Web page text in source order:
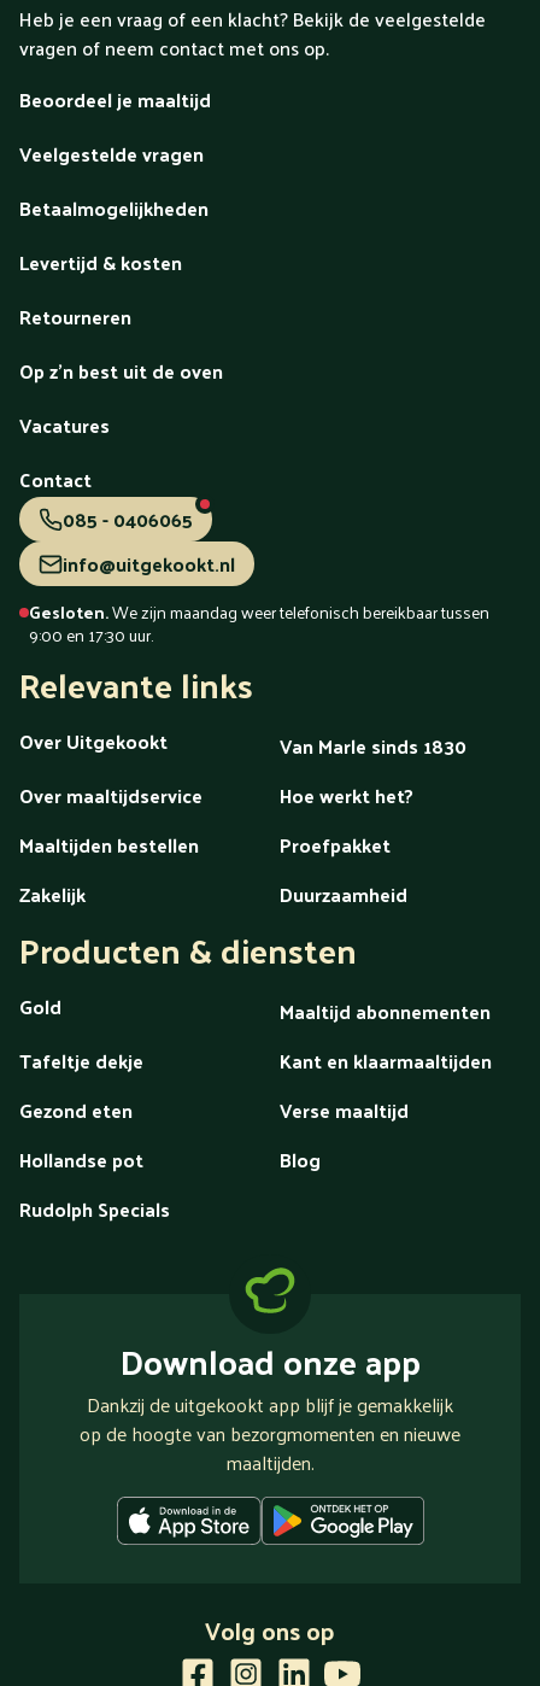
Heb je een vraag of een klacht? Bekijk de veelgestelde
vragen of neem contact met ons op.
Beoordeel je maaltijd
Veelgestelde vragen
Betaalmogelijkheden
Levertijd & kosten
Retourneren
Op z'n best uit de oven
Vacatures
Contact
085 - 0406065
info@uitgekookt.nl
Gesloten.We zijn maandag weer telefonisch bereikbaar tussen
9:00 en 17:30 uur.
Relevante links
Over Uitgekookt
Van Marle sinds 1830
Over maaltijdservice
Hoe werkt het?
Maaltijden bestellen
Proefpakket
Zakelijk
Duurzaamheid
Producten & diensten
Gold
Maaltijd abonnementen
Tafeltje dekje
Kant en klaarmaaltijden
Gezond eten
Verse maaltijd
Hollandse pot
Blog
Rudolph Specials
Download onze app
Dankzij de uitgekookt app blijf je gemakkelijk
op de hoogte van bezorgmomenten en nieuwe
maaltijden.
Volg ons op